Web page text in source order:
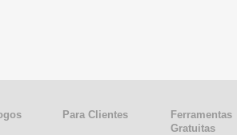
Para Clientes
Ferramentas
Gratuitas